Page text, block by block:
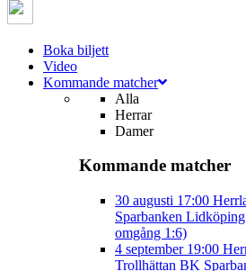
Boka biljett
Video
Kommande matcher
Alla
Herrar
Damer
Kommande matcher
30 augusti 17:00
Sparbanken
omgång 1:6)
4 september 19:00
Trollhättan BK